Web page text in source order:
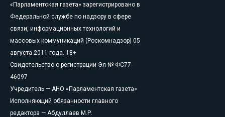
«Парламентская газета» зарегистрировано в
Федеральной службе по надзору в сфере
связи, информационных технологий и
массовых коммуникаций (Роскомнадзор) 05
августа 2011 года. 18+
Свидетельство о регистрации Эл № ФС77-
46097
Учредитель — АНО «Парламентская газета»
Исполняющий обязанности главного
редактора — Абдуллаев М.Р.